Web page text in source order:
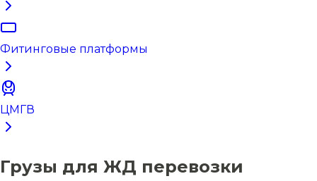
Фитинговые платформы
ЦМГВ
Грузы для ЖД перевозки